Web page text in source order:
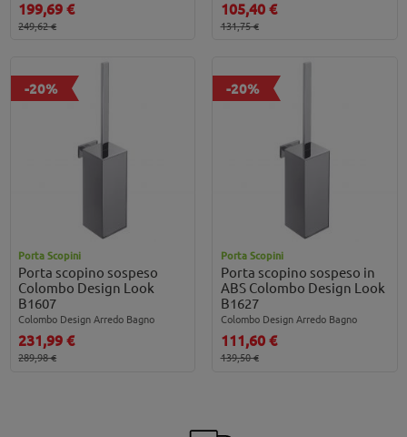
199,69 €
249,62 €
105,40 €
131,75 €
-20%
Porta Scopini
Porta scopino sospeso
Colombo Design Look
B1607
Colombo Design Arredo Bagno
231,99 €
289,98 €
-20%
Porta Scopini
Porta scopino sospeso in
ABS Colombo Design Look
B1627
Colombo Design Arredo Bagno
111,60 €
139,50 €